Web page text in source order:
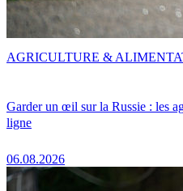
Garder un œil sur la Russie : les
ligne
06.08.2026
AGRICULTURE &